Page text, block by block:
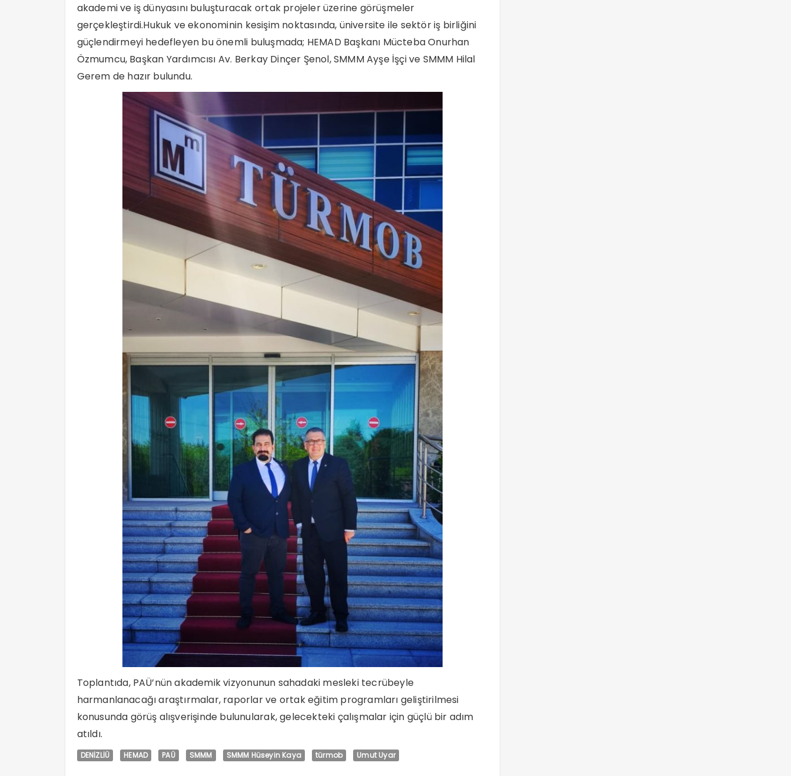
akademi ve iş dünyasını buluşturacak ortak projeler üzerine görüşmeler
gerçekleştirdi.Hukuk ve ekonominin kesişim noktasında, üniversite ile sektör iş birliğini
güçlendirmeyi hedefleyen bu önemli buluşmada; HEMAD Başkanı Mücteba Onurhan
Özmumcu, Başkan Yardımcısı Av. Berkay Dinçer Şenol, SMMM Ayşe İşçi ve SMMM Hilal
Gerem de hazır bulundu.
Toplantıda, PAÜ’nün akademik vizyonunun sahadaki mesleki tecrübeyle
harmanlanacağı araştırmalar, raporlar ve ortak eğitim programları geliştirilmesi
konusunda görüş alışverişinde bulunularak, gelecekteki çalışmalar için güçlü bir adım
atıldı.
DENİZLİÜ HEMAD PAÜ SMMM SMMM Hüseyin Kaya türmob Umut Uyar